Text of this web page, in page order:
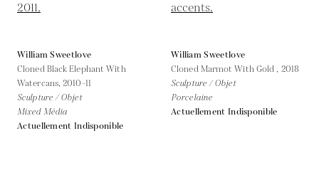
William Sweetlove
Cloned Black Elephant With
Watercans,2010-11
Sculpture / Objet
Mixed Média
Actuellement Indisponible
William Sweetlove
Cloned Marmot With Gold , 2018
Sculpture / Objet
Porcelaine
Actuellement Indisponible